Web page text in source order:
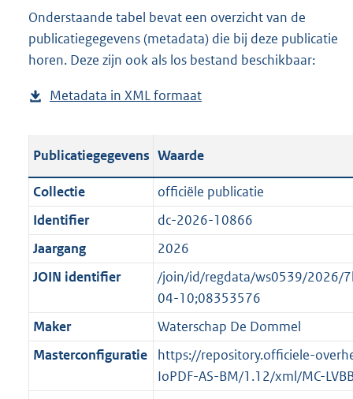
n
l
o
a
p
b
i
c
a
t
i
i
n
f
a
n
d
g
o
t
t
e
:
o
b
e
k
Onderstaande tabel bevat een overzicht van de
publicatiegegevens (metadata) die bij deze publicatie
horen. Deze zijn ook als los bestand beschikbaar:
Metadata in XML formaat
t
a
n
d
g
r
o
o
t
t
e
Publicatiegegevens Waarde
Collectie
officiële publicatie
Identifier
dc-2026-10866
Jaargang
2026
JOIN identifier
/join/id/regdata/ws0539/2026/
04-10;08353576
Maker
Waterschap De Dommel
Masterconfiguratie
https://repository.officiele-
IoPDF-AS-BM/1.12/xml/MC-